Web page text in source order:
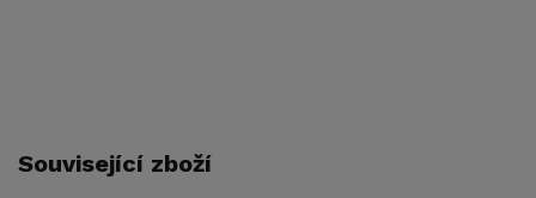
Související zboží